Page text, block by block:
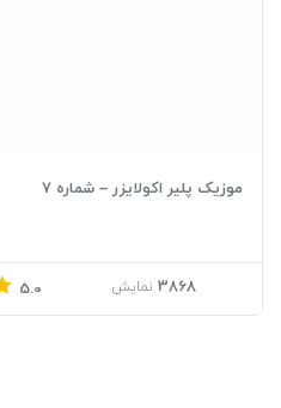
موزیک پلیر اکولایزر – شماره 7
3868 نمایش 5.0